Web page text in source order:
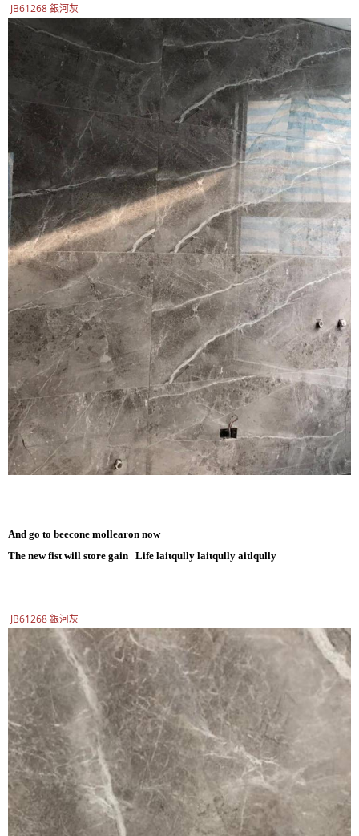
JB61268 銀河灰
And go to beecone mollearon now
The new fist will store gain Life laitqully laitqully aitlqully
JB61268 銀河灰